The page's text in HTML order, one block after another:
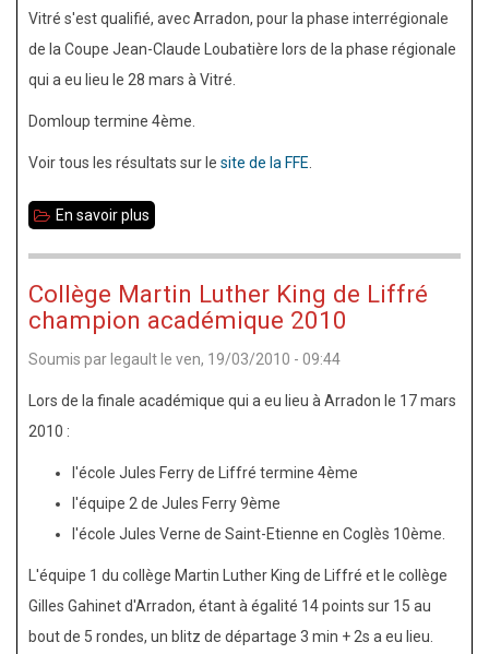
Vitré s'est qualifié, avec Arradon, pour la phase interrégionale
de la Coupe Jean-Claude Loubatière lors de la phase régionale
qui a eu lieu le 28 mars à Vitré.
Domloup termine 4ème.
Voir tous les résultats sur le site de la FFE
En savoir plus
Claude
2010
phase
Collège Martin Luther King de Liffré
champion académique 2010
Soumis par legault le ven, 19/03/2010 - 09:44
Lors de la finale académique qui a eu lieu à Arradon le 17 mars
2010 :
l'école Jules Ferry de Liffré termine 4ème
l'équipe 2 de Jules Ferry 9ème
l'école Jules Verne de Saint-Etienne en Coglès 10ème.
L'équipe 1 du collège Martin Luther King de Liffré et le collège
Gilles Gahinet d'Arradon, étant à égalité 14 points sur 15 au
bout de 5 rondes, un blitz de départage 3 min + 2s a eu lieu.